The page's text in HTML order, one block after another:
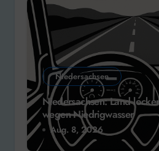
Niedersachsen
Niedersachsen: Land
wegen Niedrigwasser
Aug. 8, 2026